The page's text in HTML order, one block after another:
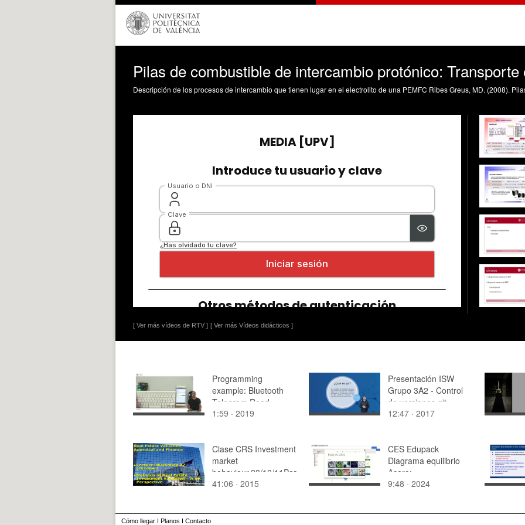
Pilas de combustible de intercambio protónico:
[ Ver más vídeos de RTV ] [ Ver más Vídeos didácticos ]
Programming
example: Bluetooth
Telegram Read
1:59 · 2019
Presentación ISW
Grupo 3A2 - Control
de versiones git
12:47 · 2017
Clase CRS Investment
market
behaviour.28/10/11Par
te3
41:06 · 2015
CES Edupack
Diagrama equilibrio
Acero:
Microestructuras
9:48 · 2024
Cómo llegar I Planos I Contacto